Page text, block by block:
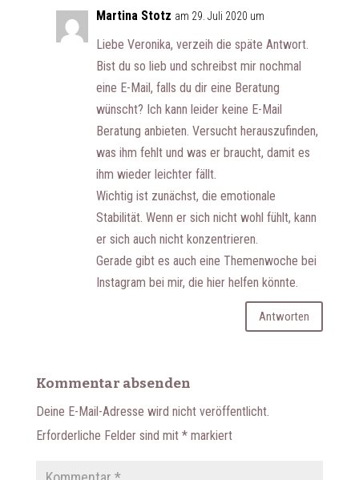
Martina Stotz am 29. Juli 2020 um
Liebe Veronika, verzeih die späte Antwort.
Bist du so lieb und schreibst mir nochmal
eine E-Mail, falls du dir eine Beratung
wünscht? Ich kann leider keine E-Mail
Beratung anbieten. Versucht herauszufinden,
was ihm fehlt und was er braucht, damit es
ihm wieder leichter fällt.
Wichtig ist zunächst, die emotionale
Stabilität. Wenn er sich nicht wohl fühlt, kann
er sich auch nicht konzentrieren.
Gerade gibt es auch eine Themenwoche bei
Instagram bei mir, die hier helfen könnte.
Antworten
Kommentar absenden
Deine E-Mail-Adresse wird nicht veröffentlicht.
Erforderliche Felder sind mit *markiert